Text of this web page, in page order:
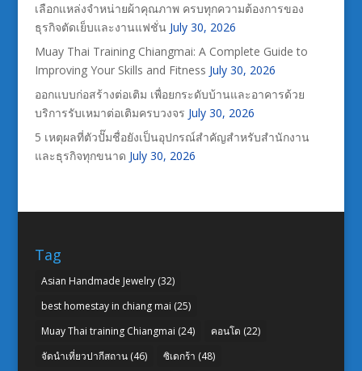
เลือกแหล่งจำหน่ายผ้าคุณภาพ ครบทุกความต้องการของ
ธุรกิจตัดเย็บและงานแฟชั่น July 30, 2026
Muay Thai Training Chiangmai: A Complete Guide to
Improving Your Skills and Fitness July 30, 2026
ออกแบบก่อสร้างต่อเติม เพื่อยกระดับบ้านและอาคารด้วย
บริการรับเหมาต่อเติมครบวงจร July 30, 2026
5 เหตุผลที่ตัวปั๊มชื่อยังเป็นอุปกรณ์สำคัญสำหรับสำนักงาน
และธุรกิจทุกขนาด July 30, 2026
Tag
Asian Handmade Jewelry(32)
best homestay in chiang mai (25)
Muay Thai training Chiangmai (24) คอนโด (22)
จัดนำเที่ยวปากีสถาน(46) ซิเดกร้า (48)